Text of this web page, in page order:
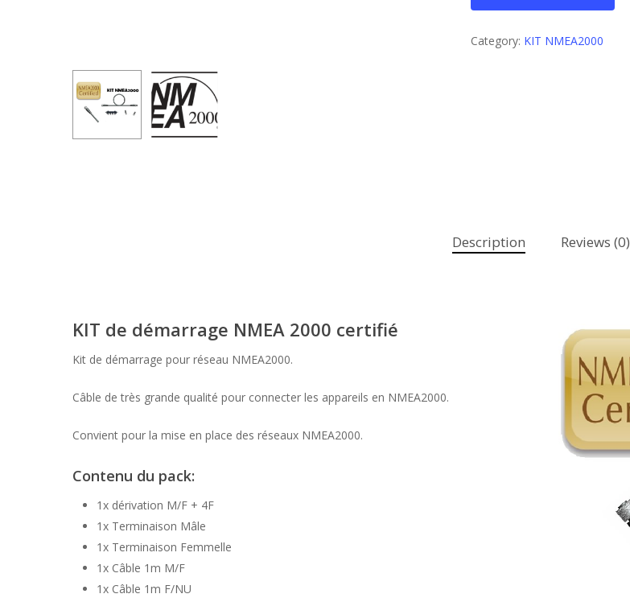
Category: KIT NMEA2000
Description Reviews (0)
KIT de démarrage NMEA 2000 certifié
Kit de démarrage pour réseau NMEA2000.
Câble de très grande qualité pour connecter les appareils en NMEA2000.
Convient pour la mise en place des réseaux NMEA2000.
Contenu du pack:
1x dérivation M/F + 4F
1x Terminaison Mâle
1x Terminaison Femmelle
1x Câble 1m M/F
1x Câble 1m F/NU